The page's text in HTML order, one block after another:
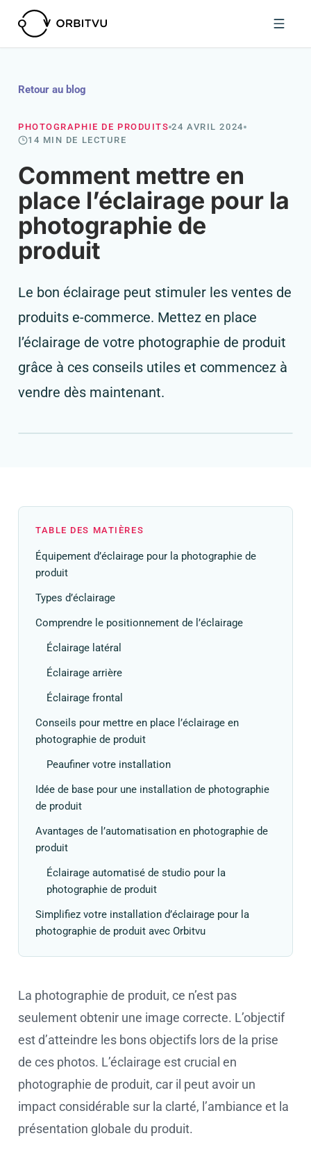
Retour au blog
PHOTOGRAPHIE DE PRODUITS 24 AVRIL 2024
14 MIN DE LECTURE
Comment mettre en
place l’éclairage pour la
photographie de
produit
Le bon éclairage peut stimuler les ventes de
produits e-commerce. Mettez en place
l’éclairage de votre photographie de produit
grâce à ces conseils utiles et commencez à
vendre dès maintenant.
TABLE DES MATIÈRES
Équipement d’éclairage pour la photographie de
produit
Types d’éclairage
Comprendre le positionnement de l’éclairage
Éclairage latéral
Éclairage arrière
Éclairage frontal
Conseils pour mettre en place l’éclairage en
photographie de produit
Peaufiner votre installation
Idée de base pour une installation de photographie
de produit
Avantages de l’automatisation en photographie de
produit
Éclairage automatisé de studio pour la
photographie de produit
Simplifiez votre installation d’éclairage pour la
photographie de produit avec Orbitvu
La photographie de produit, ce n’est pas
seulement obtenir une image correcte. L’objectif
est d’atteindre les bons objectifs lors de la prise
de ces photos. L’éclairage est crucial en
photographie de produit, car il peut avoir un
impact considérable sur la clarté, l’ambiance et la
présentation globale du produit.